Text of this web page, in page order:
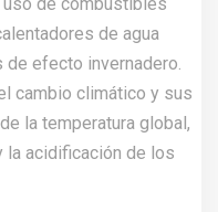
de agua
efecto invernadero.
cambio climático y sus
la temperatura global,
acidificación de los